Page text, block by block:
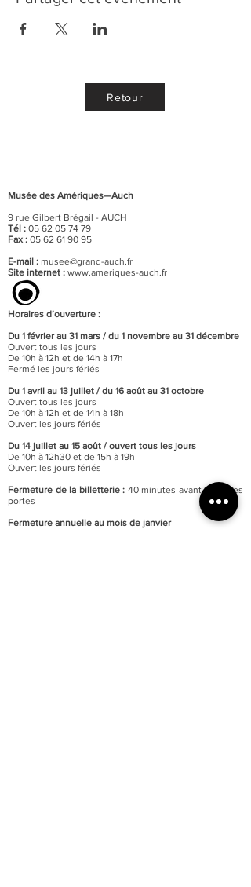
Retour
Musée des Amériques—Auch
9 rue Gilbert Brégail - AUCH
Tél : 05 62 05 74 79
Fax : 05 62 61 90 95
E-mail : musee@grand-auch.fr
Site internet : www.ameriques-auch.fr
Horaires d’ouverture :
Du 1 février au 31 mars / du 1 novembre au 31 décembre
Ouvert tous les jours
De 10h à 12h et de 14h à 17h
Fermé les jours fériés
Du 1 avril au 13 juillet / du 16 août au 31 octobre
Ouvert tous les jours
De 10h à 12h et de 14h à 18h
Ouvert les jours fériés
Du 14 juillet au 15 août / ouvert tous les jours
De 10h à 12h30 et de 15h à 19h
Ouvert les jours fériés
Fermeture de la billetterie : 40 minutes avant celle des
portes
Fermeture annuelle au mois de janvier